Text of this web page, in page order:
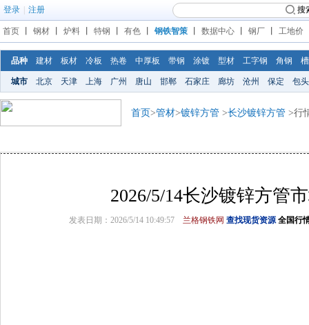
登录 注册 搜
首页 钢材 炉料 特钢 有色 钢铁智策 数据中心 钢厂 工地价
品种 建材 板材 冷板 热卷 中厚板 带钢 涂镀 型材 工字钢 角钢
城市 北京 天津 上海 广州 唐山 邯郸 石家庄 廊坊 沧州 保定 包头
首页>管材>镀锌方管 >长沙镀锌方管 >行
2026/5/14长沙镀锌方管
发表日期：2026/5/14 10:49:57 兰格钢铁网 查找现货资源 全国行